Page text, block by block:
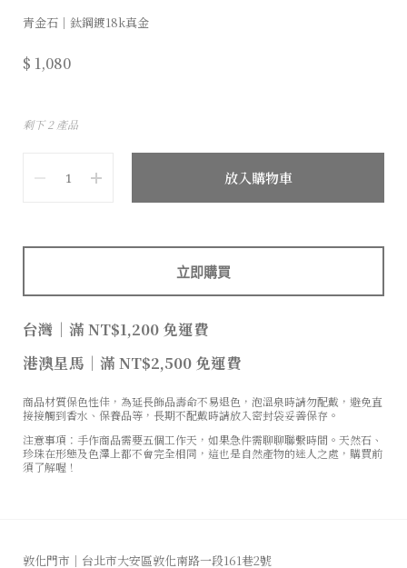
青金石｜鈦鋼鍍18k真金
$ 1,080
剩下 2 產品
放入購物車
立即購買
台灣 ｜ 滿 NT$1,200 免運費
港澳星馬 ｜ 滿 NT$2,500 免運費
商品材質保色性佳，為延長飾品壽命不易退色，泡溫泉時請勿配戴，避免直
接接觸到香水、保養品等，長期不配戴時請放入密封袋妥善保存。
注意事項：手作商品需要五個工作天，如果急件需聊聊聯繫時間。天然石、
珍珠在形態及色澤上都不會完全相同，這也是自然產物的迷人之處，購買前
須了解喔！
敦化門市│台北市大安區敦化南路一段161巷2號